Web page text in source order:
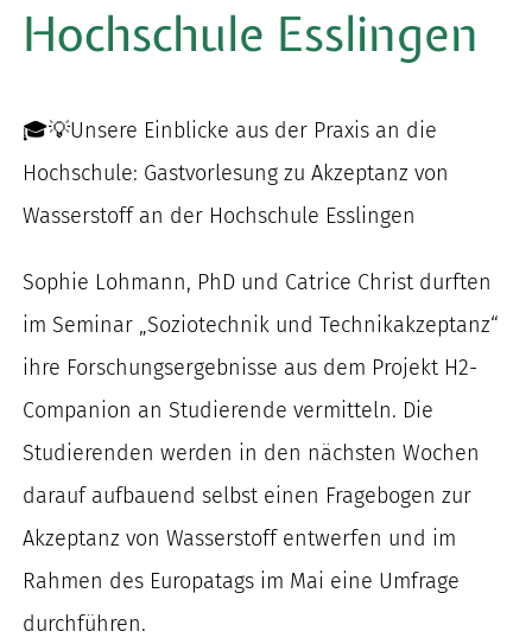
PUBLIKATIONEN
Hochschule Esslingen
🎓💡Unsere Einblicke aus der Praxis an die
Hochschule: Gastvorlesung zu Akzeptanz von
Wasserstoff an der Hochschule Esslingen
Sophie Lohmann, PhD und Catrice Christ durften
im Seminar „Soziotechnik und Technikakzeptanz“
ihre Forschungsergebnisse aus dem Projekt H2-
Companion an Studierende vermitteln. Die
Studierenden werden in den nächsten Wochen
darauf aufbauend selbst einen Fragebogen zur
Akzeptanz von Wasserstoff entwerfen und im
Rahmen des Europatags im Mai eine Umfrage
durchführen.